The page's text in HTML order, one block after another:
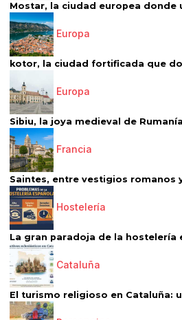
Mostar, la ciudad europea donde
Europa
kotor, la ciudad fortificada que
Europa
Sibiu, la joya medieval de
Francia
Saintes, entre vestigios romanos
Hostelería
La gran paradoja de la hostelería
Cataluña
El turismo religioso en Cataluña: